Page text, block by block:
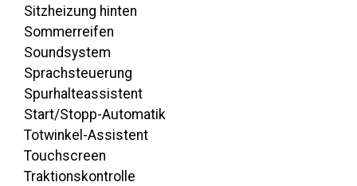
Sitzheizung hinten
Sommerreifen
Soundsystem
Sprachsteuerung
Spurhalteassistent
Start/Stopp-Automatik
Totwinkel-Assistent
Touchscreen
Traktionskontrolle